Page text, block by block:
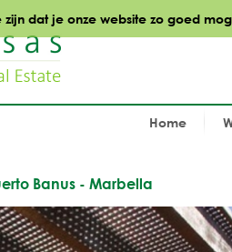
dat je onze website zo goed
Home
Banus - Marbella